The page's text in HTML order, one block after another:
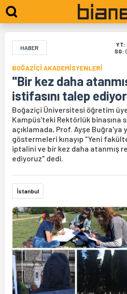
HABER YT:
SG:
BOĞAZİÇİ AKADEMİSYENLERİ
"Bir kez daha
istifasını talep
Boğaziçi Üniversitesi öğretim
Kampüs'teki Rektörlük binasına
açıklamada, Prof. Ayşe Buğra'ya
göstermeleri kınayıp "Yeni
iptalini ve bir kez daha atanmış
ediyoruz" dedi.
İstanbul